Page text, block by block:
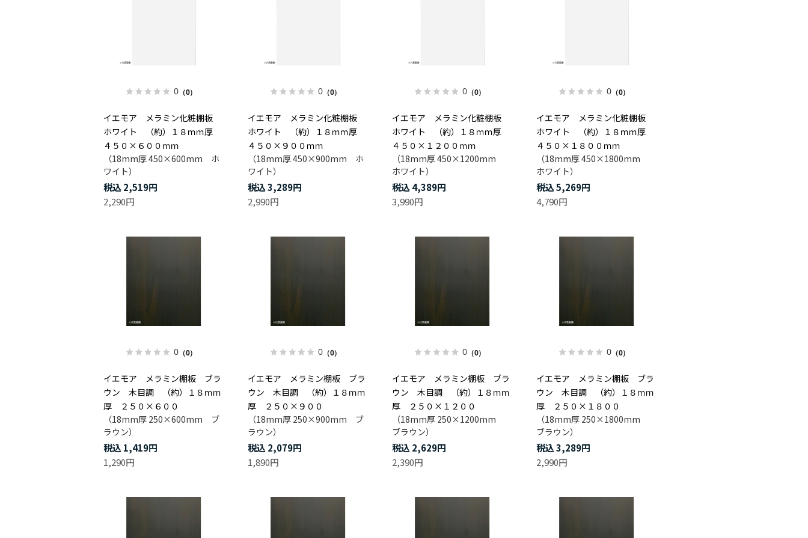
0（0）
イエモア メラミン化粧棚板
ホワイト （約）１８ｍｍ厚
４５０×６００ｍｍ
（18mm厚 450×600mm ホ
ワイト）
2,519円
2,290円
0（0）
イエモア メラミン化粧棚板
ホワイト （約）１８ｍｍ厚
４５０×９００ｍｍ
（18mm厚 450×900mm ホ
ワイト）
3,289円
2,990円
0（0）
イエモア メラミン化粧棚板
ホワイト （約）１８ｍｍ厚
４５０×１２００ｍｍ
（18mm厚 450×1200mm
ホワイト）
4,389円
3,990円
0（0）
イエモア メラミン化粧棚板
ホワイト （約）１８ｍｍ厚
４５０×１８００ｍｍ
（18mm厚 450×1800mm
ホワイト）
5,269円
4,790円
0（0）
イエモア メラミン棚板 ブラ
ウン 木目調 （約）１８ｍｍ
厚 ２５０×６００
（18mm厚 250×600mm ブ
ラウン）
1,419円
1,290円
0（0）
イエモア メラミン棚板 ブラ
ウン 木目調 （約）１８ｍｍ
厚 ２５０×９００
（18mm厚 250×900mm ブ
ラウン）
2,079円
1,890円
0（0）
イエモア メラミン棚板 ブラ
ウン 木目調 （約）１８ｍｍ
厚 ２５０×１２００
（18mm厚 250×1200mm
ブラウン）
2,629円
2,390円
0（0）
イエモア メラミン棚板 ブラ
ウン 木目調 （約）１８ｍｍ
厚 ２５０×１８００
（18mm厚 250×1800mm
ブラウン）
3,289円
2,990円